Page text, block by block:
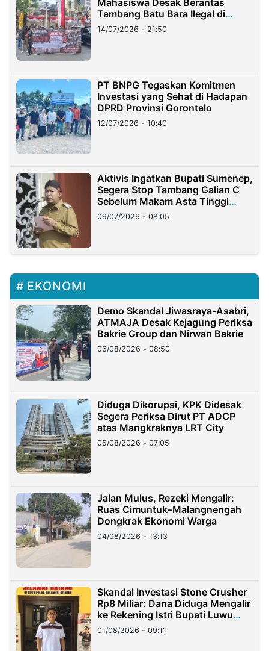
Mahasiswa Desak Berantas
Tambang Batu Bara Ilegal di
Lampung
14/07/2026 - 21:50
PT BNPG Tegaskan Komitmen
Investasi yang Sehat di Hadapan
DPRD Provinsi Gorontalo
12/07/2026 - 10:40
Aktivis Ingatkan Bupati Sumenep,
Segera Stop Tambang Galian C
Sebelum Makam Asta Tinggi
Longsor
09/07/2026 - 08:05
EKONOMI
Demo Skandal Jiwasraya-Asabri,
ATMAJA Desak Kejagung Periksa
Bakrie Group dan Nirwan Bakrie
06/08/2026 - 08:50
Diduga Dikorupsi, KPK Didesak
Segera Periksa Dirut PT ADCP
atas Mangkraknya LRT City
05/08/2026 - 07:05
Jalan Mulus, Rezeki Mengalir:
Ruas Cimuntuk–Malangnengah
Dongkrak Ekonomi Warga
04/08/2026 - 13:13
Skandal Investasi Stone Crusher
Rp8 Miliar: Dana Diduga Mengalir
ke Rekening Istri Bupati Luwu
Timur
01/08/2026 - 09:11